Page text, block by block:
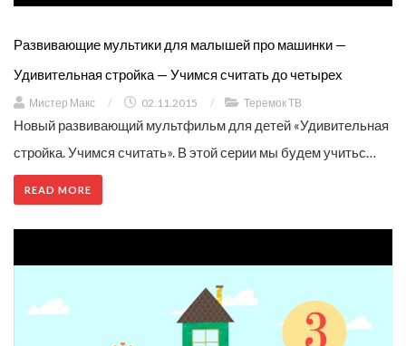
Развивающие мультики для малышей про машинки —
Удивительная стройка — Учимся считать до четырех
Мистер Макс / 02.11.2015 / Теремок ТВ
Новый развивающий мультфильм для детей «Удивительная
стройка. Учимся считать». В этой серии мы будем учитьс…
READ MORE